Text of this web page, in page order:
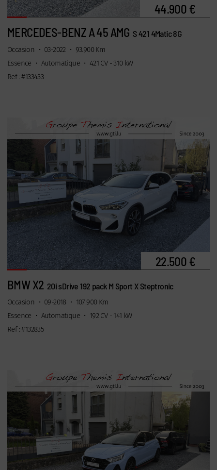
44.900 €
MERCEDES-BENZ A 45 AMG S 421 4Matic 8G
Occasion • 03-2022 • 93.900 Km
Essence • Automatique • 421 CV - 310 kW
Ref : #133433
22.500 €
BMW X2 20i sDrive 192 pack M Sport X Steptronic
Occasion • 09-2018 • 107.900 Km
Essence • Automatique • 192 CV - 141 kW
Ref : #132835